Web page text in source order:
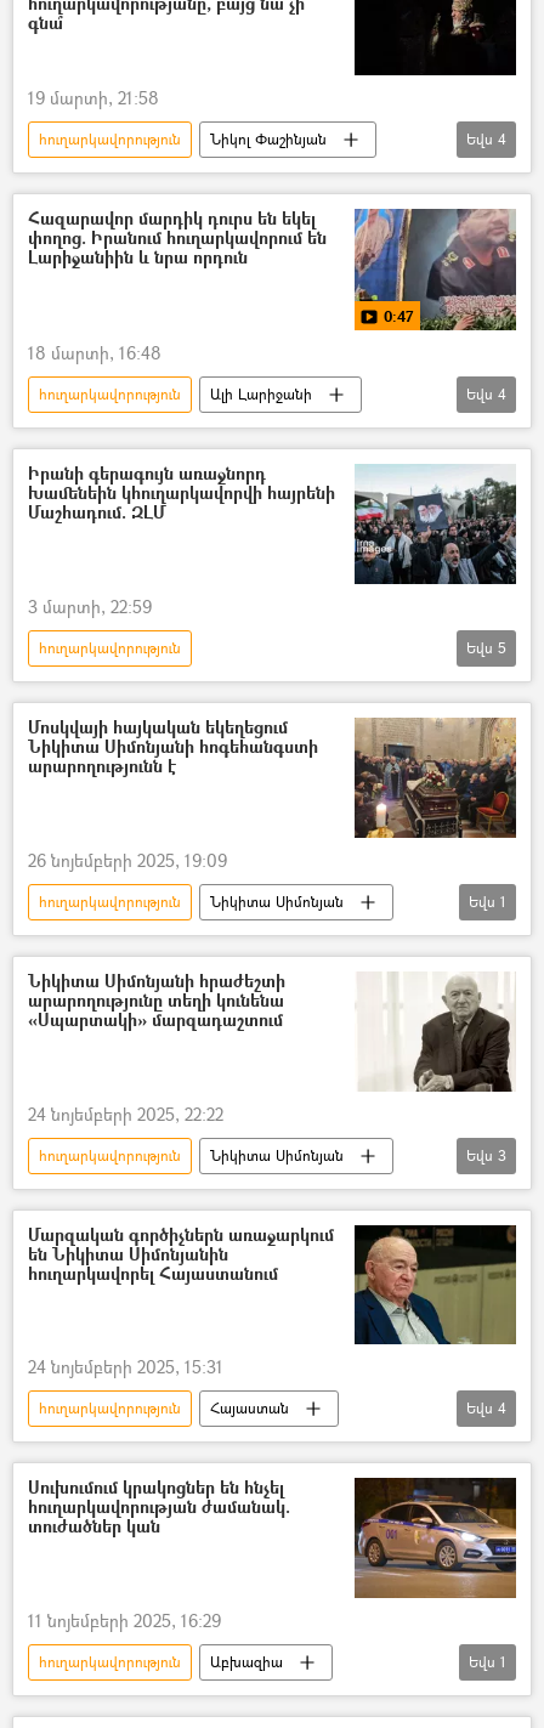
Հայաստան–Վրաստան համագործակցություն
Հայաստան
քննիչ
Արա Զոհրաբյան
փաստաբան
գնա՞
19 մարտի, 21:58
հուղարկավորություն
Նիկոլ Փաշինյան
Ամենայն Հայոց կաթողիկոս Գարեգին Բ
Վրաստանի Պատրիարք Իլյա Երկրորդ
Հայաստան–Վրաստան համագործակցություն
Եվս 4
Հազարավոր մարդիկ դուրս են եկել
փողոց. Իրանում հուղարկավորում են
Լարիջանիին և նրա որդուն
0:47
18 մարտի, 16:48
հուղարկավորություն
Ալի Լարիջանի
թաղում
Իրանի Իսլամական Հանրապետություն
ԱՄՆ
Իսրայել
Եվս 4
Իրանի գերագույն առաջնորդ
Խամենեին կհուղարկավորվի հայրենի
Մաշհադում. ԶԼՄ
3 մարտի, 22:59
հուղարկավորություն
Իրանի Իսլամական Հանրապետություն
Այաթոլլա Ալի Խամենեի
Պատերազմ
ԱՄՆ
Իսրայել
Եվս 5
Մոսկվայի հայկական եկեղեցում
Նիկիտա Սիմոնյանի հոգեհանգստի
արարողությունն է
26 նոյեմբերի 2025, 19:09
հուղարկավորություն
Նիկիտա Սիմոնյան
Մոսկվա
Եվս 1
Նիկիտա Սիմոնյանի հրաժեշտի
արարողությունը տեղի կունենա
«Սպարտակի» մարզադաշտում
24 նոյեմբերի 2025, 22:22
հուղարկավորություն
Նիկիտա Սիմոնյան
Մոսկվա
Եկեղեցի հոգեհանգիստ
Եվս 3
Մարզական գործիչներն առաջարկում
են Նիկիտա Սիմոնյանին
հուղարկավորել Հայաստանում
24 նոյեմբերի 2025, 15:31
հուղարկավորություն
Հայաստան
Նիկիտա Սիմոնյան
ֆուտբոլ
ֆուտբոլիստ
մարզիչ
Եվս 4
Սուխումում կրակոցներ են հնչել
հուղարկավորության ժամանակ.
տուժածներ կան
11 նոյեմբերի 2025, 16:29
հուղարկավորություն
Աբխազիա
կրակոց
Տուժածներ
Եվս 1